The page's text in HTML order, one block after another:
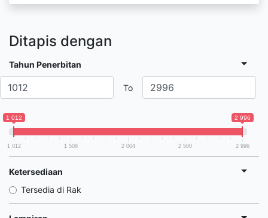
Ditapis dengan
Tahun Penerbitan
To
1 012 2 996
1 012 1 508 2 004 2 500 2 996
Ketersediaan
Tersedia di Rak